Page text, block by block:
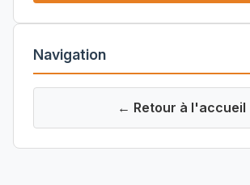
Navigation
← Retour à l'accueil